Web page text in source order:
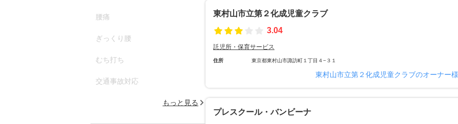
東村山市立第２化成児童クラブ
3.04
託児所・保育サービス
住所 東京都東村山市諏訪町１丁目４−３１
東村山市立第２化成児童クラブのオーナー
プレスクール・バンビーナ
腰痛
ぎっくり腰
むち打ち
交通事故対応
もっと見る